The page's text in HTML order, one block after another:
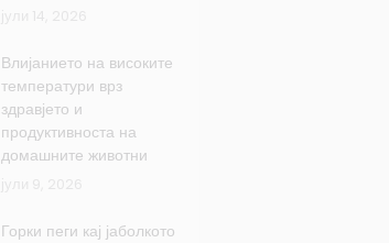
Влијанието на високите
температури врз
здравјето и
продуктивноста на
домашните животни
Горки пеги кај јаболкото